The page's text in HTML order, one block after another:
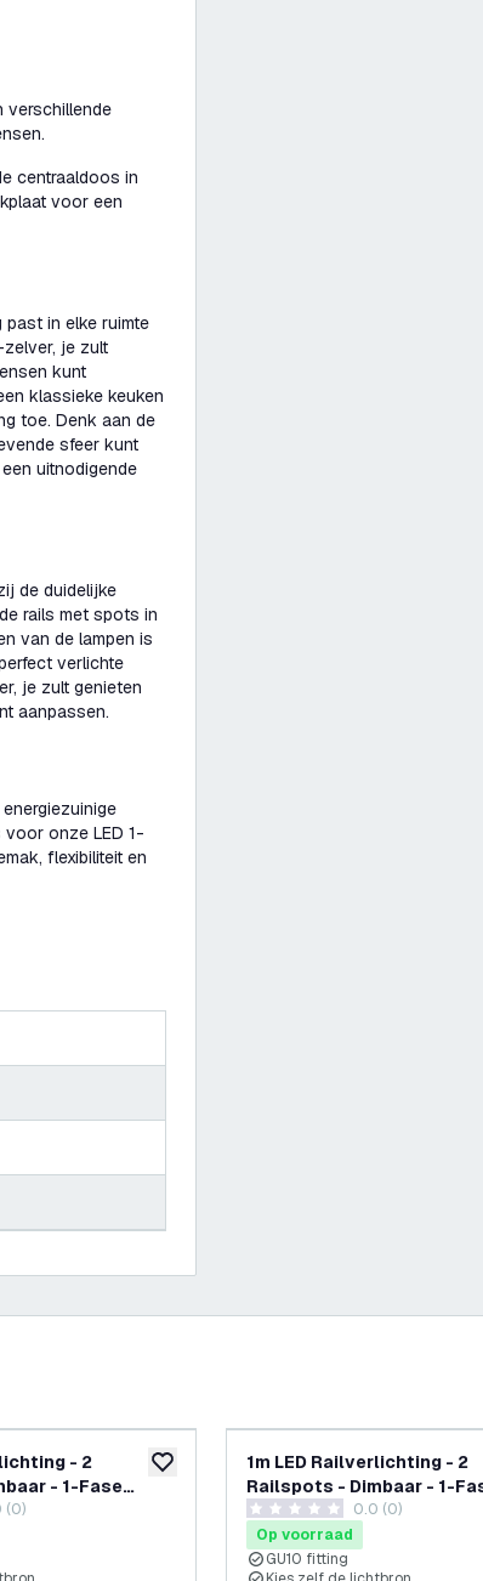
verschillende
centraaldoos in
voor een
past in elke ruimte
je zult
kunt
klassieke keuken
toe. Denk aan de
sfeer kunt
uitnodigende
de duidelijke
rails met spots in
van de lampen is
verlichte
je zult genieten
aanpassen.
onze LED 1-
flexibiliteit en
toevoegen aan verlanglijst
- 2
- 1-Fase
(0)
1m LED Railverlichting - 2
Railspots - Dimbaar - 1-
Railsysteem - Wit
0 score sterren0.0 (0)
Op voorraad
GU10 fitting